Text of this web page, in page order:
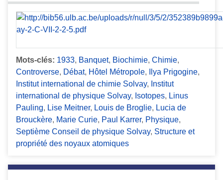
Mots-clés: 1933, Banquet, Biochimie, Chimie,
Controverse, Débat, Hôtel Métropole, Ilya Prigogine,
Institut international de chimie Solvay, Institut
international de physique Solvay, Isotopes, Linus
Pauling, Lise Meitner, Louis de Broglie, Lucia de
Brouckère, Marie Curie, Paul Karrer, Physique,
Septième Conseil de physique Solvay, Structure et
propriété des noyaux atomiques